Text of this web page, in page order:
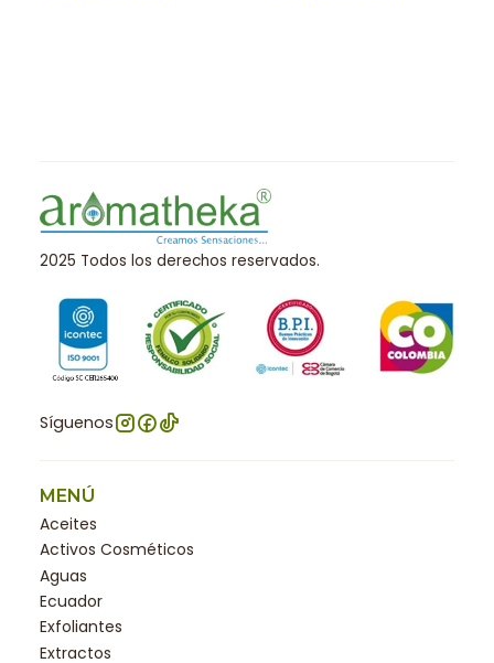
2025 Todos los derechos reservados.
Síguenos
MENÚ
Aceites
Activos Cosméticos
Aguas
Ecuador
Exfoliantes
Extractos